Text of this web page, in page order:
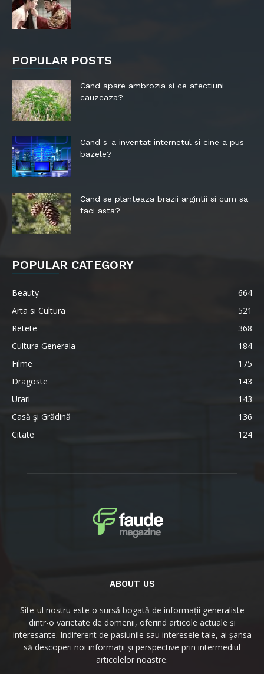
POPULAR POSTS
Cand apare ambrozia si ce afectiuni
cauzeaza?
Cand s-a inventat internetul si cine a pus
bazele?
Cand se planteaza brazii argintii si cum sa
faci asta?
POPULAR CATEGORY
Beauty
664
Arta si Cultura
521
Retete
368
Cultura Generala
184
Filme
175
Dragoste
143
Urari
143
Casă şi Grădină
136
Citate
124
ABOUT US
Site-ul nostru este o sursă bogată de informații generaliste
dintr-o varietate de domenii, oferind articole actuale și
interesante. Indiferent de pasiunile sau interesele tale, ai șansa
să descoperi noi informații și perspective prin intermediul
articolelor noastre.